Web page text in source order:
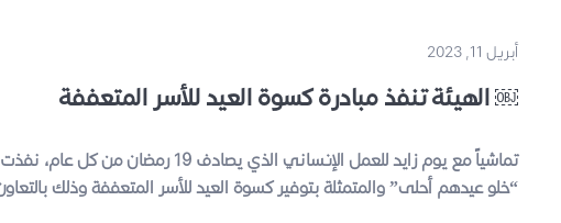
أبريل 11, 2023
الهيئة تنفذ مبادرة كسوة العيد للأسر المتعففة ￼
تماشياً مع يوم زايد للعمل الإنساني الذي
“خلو عيدهم أحلى” والمتمثلة بتوفير كسوة العيد للأسر المتعففة وذلك